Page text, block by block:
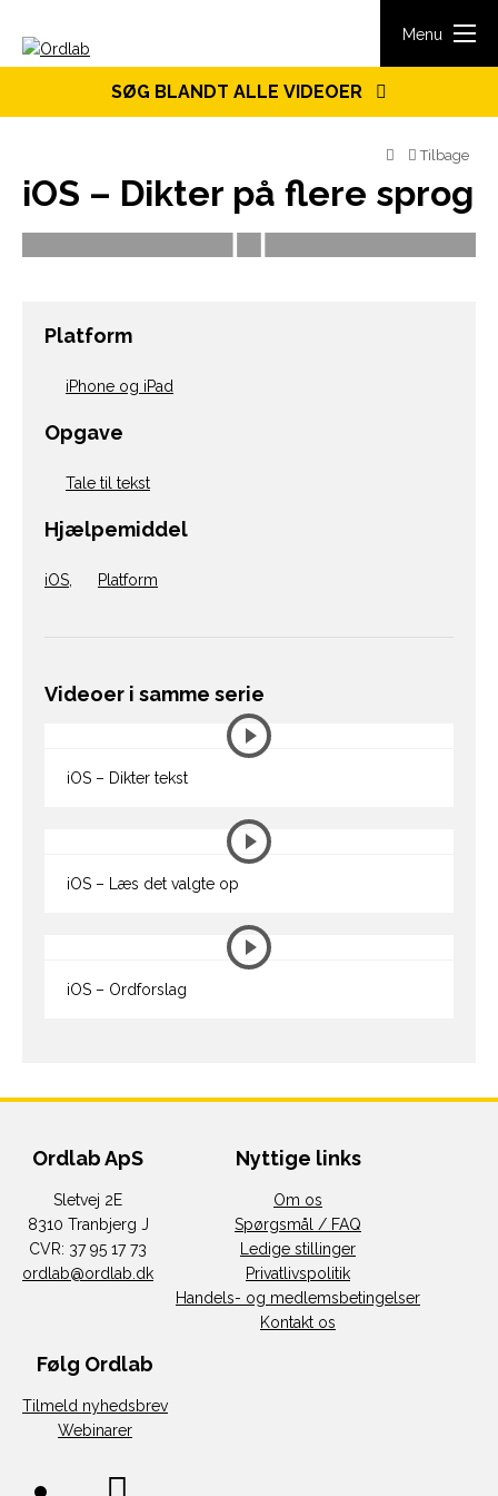
Menu
SØG BLANDT ALLE VIDEOER
Tilbage
iOS – Dikter på flere sprog
Platform
iPhone og iPad
Opgave
Tale til tekst
Hjælpemiddel
iOS Platform
Videoer i samme serie
iOS – Dikter tekst
iOS – Læs det valgte op
iOS – Ordforslag
Ordlab ApS
Sletvej 2E
8310 Tranbjerg J
CVR: 37 95 17 73
ordlab@ordlab.dk
Nyttige links
Om os
Spørgsmål / FAQ
Ledige stillinger
Privatlivspolitik
Handels- og medlemsbetingelser
Kontakt os
Følg Ordlab
Tilmeld nyhedsbrev
Webinarer